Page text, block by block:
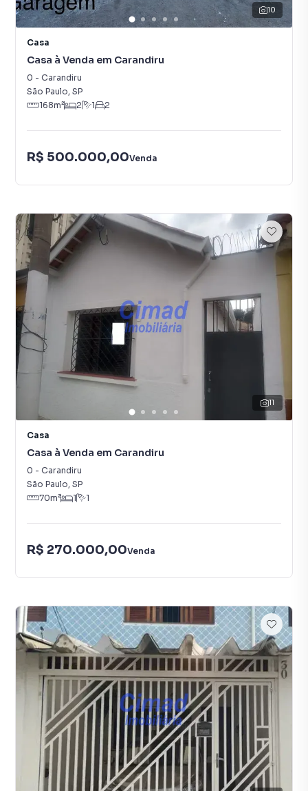
10
Casa
Casa à Venda em Carandiru
0 - Carandiru
São Paulo, SP
168m² 2 1 2
R$ 500.000,00Venda
11
Casa
Casa à Venda em Carandiru
0 - Carandiru
São Paulo, SP
70m² 1 1
R$ 270.000,00Venda